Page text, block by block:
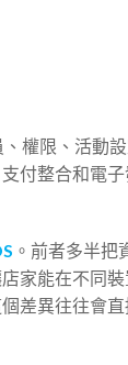
權限、活動
付整合和電
。前者多半把
家能在不同
差異往往會